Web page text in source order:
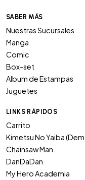
SABER MÁS
Nuestras Sucursales
Manga
Comic
Box-set
Album de Estampas
Juguetes
LINKS RÁPIDOS
Carrito
Kimetsu No Yaiba
Chainsaw Man
DanDaDan
My Hero Academia